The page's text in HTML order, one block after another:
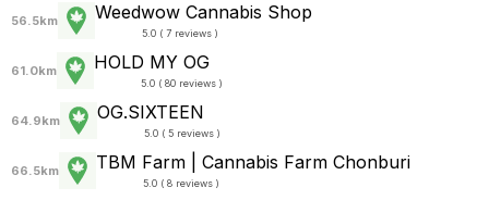
56.5km Weedwow Cannabis Shop
5.0 ( 7 reviews )
61.0km HOLD MY OG
5.0 ( 80 reviews )
64.9km OG.SIXTEEN
5.0 ( 5 reviews )
66.5km TBM Farm | Cannabis Farm Chonburi
5.0 ( 8 reviews )